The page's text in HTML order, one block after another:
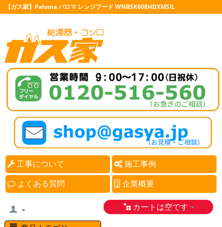
【ガス家】Paloma パロマ レンジフード WNBSK608HDXMSIL
工事について 施工事例
よくある質問 企業概要
カートは空です